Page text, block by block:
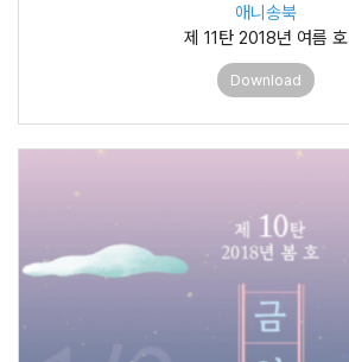
애니송북
제 11탄 2018년 여름 호
Download